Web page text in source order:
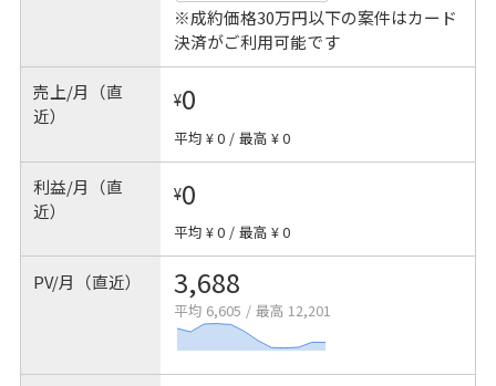
※成約価格30万円以下の案件はカード
決済がご利用可能です
売上/月（直
近）
¥0
平均 ¥ 0 / 最高 ¥ 0
利益/月（直
近）
¥0
平均 ¥ 0 / 最高 ¥ 0
PV/月（直近） 3,688
平均 6,605 / 最高 12,201